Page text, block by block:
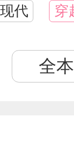
现代 穿
全